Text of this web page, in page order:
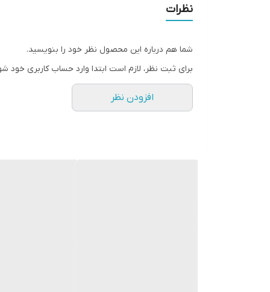
نظرات
شما هم درباره این محصول نظر خود را بنویسید.
برای ثبت نظر، لازم است ابتدا وارد حساب کاربری خود
افزودن نظر